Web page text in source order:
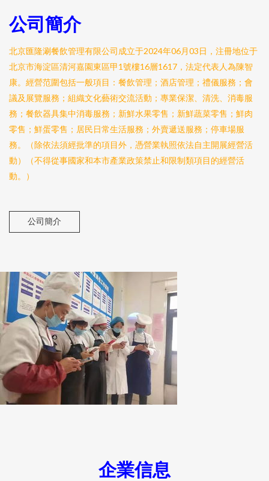
公司簡介
北京匯隆涮餐飲管理有限公司成立于2024年06月03日，注冊地位于
北京市海淀區清河嘉園東區甲1號樓16層1617，法定代表人為陳智
康。經營范圍包括一般項目：餐飲管理；酒店管理；禮儀服務；會
議及展覽服務；組織文化藝術交流活動；專業保潔、清洗、消毒服
務；餐飲器具集中消毒服務；新鮮水果零售；新鮮蔬菜零售；鮮肉
零售；鮮蛋零售；居民日常生活服務；外賣遞送服務；停車場服
務。（除依法須經批準的項目外，憑營業執照依法自主開展經營活
動）（不得從事國家和本市產業政策禁止和限制類項目的經營活
動。）
公司簡介
企業信息